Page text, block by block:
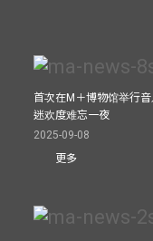
首次在M＋博物馆举行
迷欢度难忘一夜
2025-09-08
更多